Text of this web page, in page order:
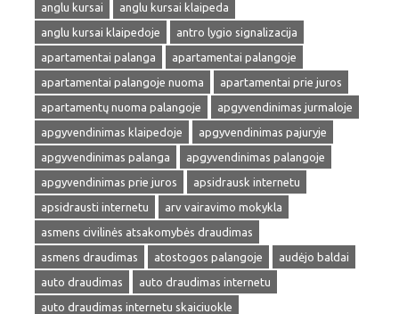
anglu kursai
anglu kursai klaipeda
anglu kursai klaipedoje
antro lygio signalizacija
apartamentai palanga
apartamentai palangoje
apartamentai palangoje nuoma
apartamentai prie juros
apartamentų nuoma palangoje
apgyvendinimas jurmaloje
apgyvendinimas klaipedoje
apgyvendinimas pajuryje
apgyvendinimas palanga
apgyvendinimas palangoje
apgyvendinimas prie juros
apsidrausk internetu
apsidrausti internetu
arv vairavimo mokykla
asmens civilinės atsakomybės draudimas
asmens draudimas
atostogos palangoje
audėjo baldai
auto draudimas
auto draudimas internetu
auto draudimas internetu skaiciuokle